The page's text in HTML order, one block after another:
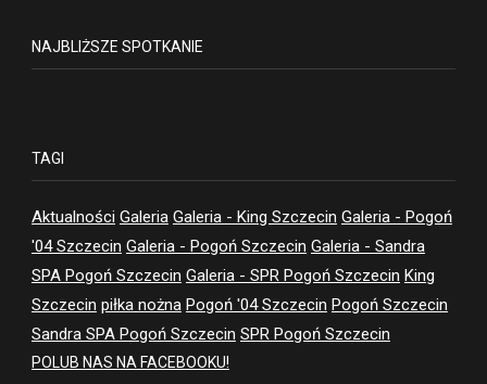
NAJBLIŻSZE SPOTKANIE
TAGI
Aktualności Galeria Galeria - King Szczecin Galeria - Pogoń
'04 Szczecin Galeria - Pogoń Szczecin Galeria - Sandra
SPA Pogoń Szczecin Galeria - SPR Pogoń Szczecin King
Szczecin piłka nożna Pogoń '04 Szczecin Pogoń Szczecin
Sandra SPA Pogoń Szczecin SPR Pogoń Szczecin
POLUB NAS NA FACEBOOKU!